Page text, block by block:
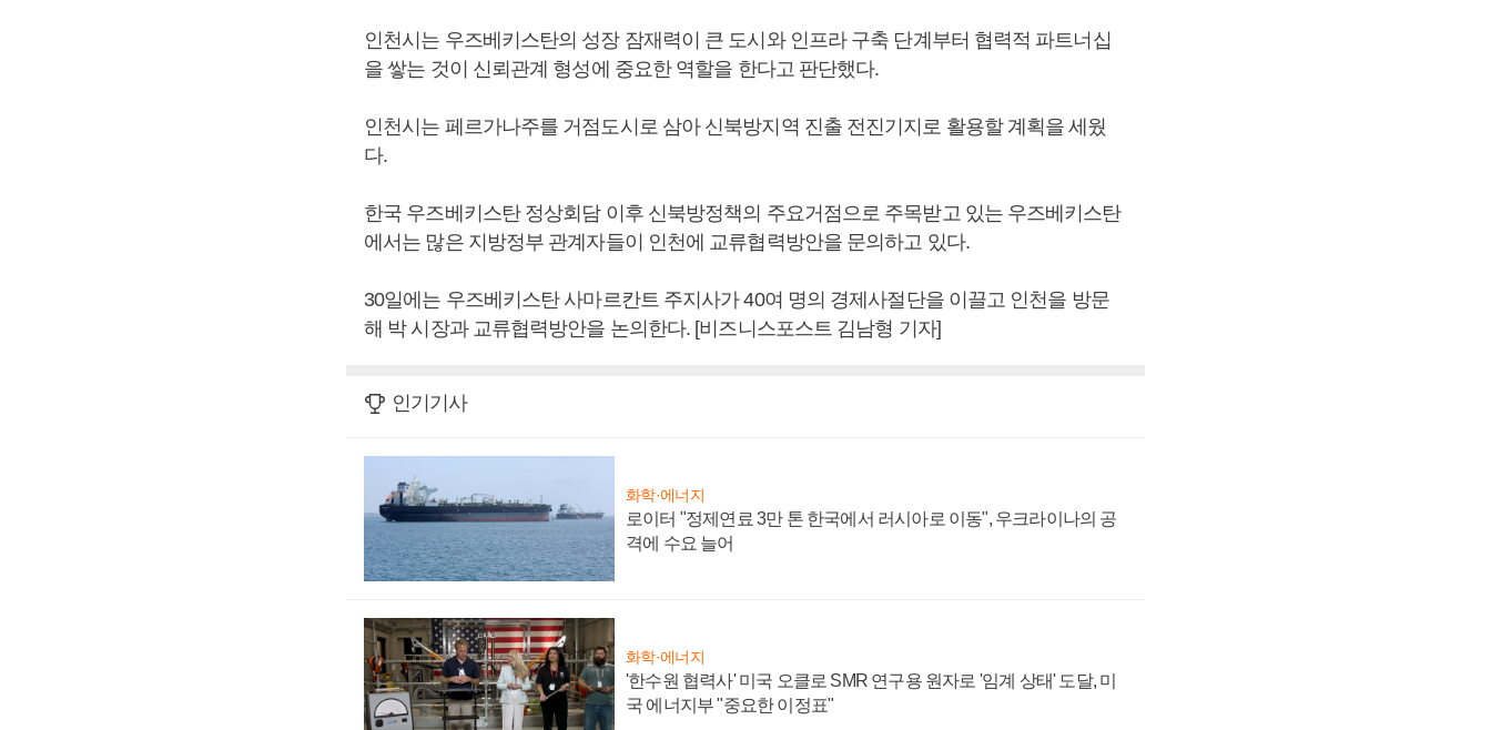
인천시는 우즈베키스탄의 성장 잠재력이 큰 도시와 인프라 구축 단계부터 협력적 파트너십
을 쌓는 것이 신뢰관계 형성에 중요한 역할을 한다고 판단했다.
인천시는 페르가나주를 거점도시로 삼아 신북방지역 진출 전진기지로 활용할 계획을 세웠
다.
한국 우즈베키스탄 정상회담 이후 신북방정책의 주요거점으로 주목받고 있는 우즈베키스탄
에서는 많은 지방정부 관계자들이 인천에 교류협력방안을 문의하고 있다.
30일에는 우즈베키스탄 사마르칸트 주지사가 40여 명의 경제사절단을 이끌고 인천을 방문
해 박 시장과 교류협력방안을 논의한다. [비즈니스포스트 김남형 기자]
인기기사
화학·에너지
로이터 "정제연료 3만 톤 한국에서 러시아로 이동", 우크라이나의 공
격에 수요 늘어
화학·에너지
'한수원 협력사' 미국 오클로 SMR 연구용 원자로 '임계 상태' 도달, 미
국 에너지부 "중요한 이정표"